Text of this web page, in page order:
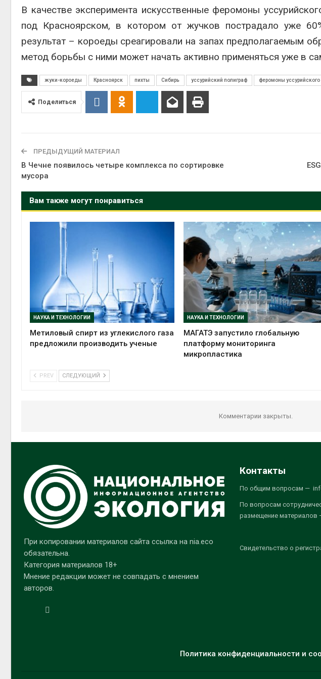
В качестве эксперимента искусственные феромоны
под Красноярском, в котором от жучков пострадало уже
результат – короеды среагировали на запах предполагаемым
метод борьбы с ними может начать активно применяться уже в
жуки-короеды Красноярск пихты Сибирь уссурийский полиграф феромоны уссурийского
Поделиться
ПРЕДЫДУЩИЙ МАТЕРИАЛ
В Чечне появилось четыре комплекса по сортировке
мусора
Вам также могут понравиться
НАУКА И ТЕХНОЛОГИИ
Метиловый спирт из углекислого газа
предложили производить ученые
НАУКА И ТЕХНОЛОГИИ
МАГАТЭ запустило глобальную
платформу мониторинга
микропластика
PREV СЛЕДУЮЩИЙ
Комментарии закрыты.
паводка
Авг 6, 2026
В Домодедове
последствия
на складе
Авг 6, 2026
При копировании материалов сайта ссылка на nia.eco
обязательна.
Категория материалов 18+
Мнение редакции может не совпадать с мнением
авторов.
Контакты
По общим вопросам —
По вопросам
размещение материалов
Свидетельство о
Политика конфиденциальности и